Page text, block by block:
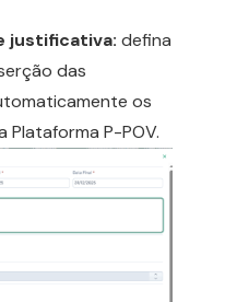
justificativa: defina
das
os
Plataforma P-POV.